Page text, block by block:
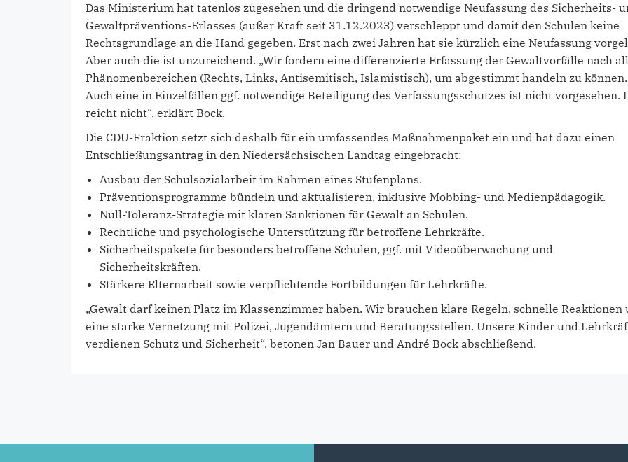
Das Ministerium hat tatenlos zugesehen und die dringend notwendige Neufassung des Sicherheits-
Gewaltpräventions-Erlasses (außer Kraft seit 31.12.2023) verschleppt und damit den Schulen keine
Rechtsgrundlage an die Hand gegeben. Erst nach zwei Jahren hat sie kürzlich eine Neufassung
Aber auch die ist unzureichend. „Wir fordern eine differenzierte Erfassung der Gewaltvorfälle nach
Phänomenbereichen (Rechts, Links, Antisemitisch, Islamistisch), um abgestimmt handeln zu können.
Auch eine in Einzelfällen ggf. notwendige Beteiligung des Verfassungsschutzes ist nicht vorgesehen.
reicht nicht“, erklärt Bock.
Die CDU-Fraktion setzt sich deshalb für ein umfassendes Maßnahmenpaket ein und hat dazu einen
Entschließungsantrag in den Niedersächsischen Landtag eingebracht:
Ausbau der Schulsozialarbeit im Rahmen eines Stufenplans.
Präventionsprogramme bündeln und aktualisieren, inklusive Mobbing- und Medienpädagogik.
Null-Toleranz-Strategie mit klaren Sanktionen für Gewalt an Schulen.
Rechtliche und psychologische Unterstützung für betroffene Lehrkräfte.
Sicherheitspakete für besonders betroffene Schulen, ggf. mit Videoüberwachung und
Sicherheitskräften.
Stärkere Elternarbeit sowie verpflichtende Fortbildungen für Lehrkräfte.
„Gewalt darf keinen Platz im Klassenzimmer haben. Wir brauchen klare Regeln, schnelle Reaktionen
eine starke Vernetzung mit Polizei, Jugendämtern und Beratungsstellen. Unsere Kinder und
verdienen Schutz und Sicherheit“, betonen Jan Bauer und André Bock abschließend.